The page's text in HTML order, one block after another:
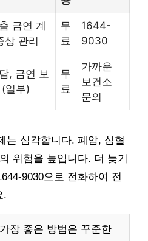
금연 계
상 관리
무
료
1644-
9030
, 금연 보
일부)
무
료
가까운
보건소
문의
는 심각합니다. 폐암, 심혈
위험을 높입니다. 더 늦기
9030으로 전화하여 전
.
장 좋은 방법은 꾸준한